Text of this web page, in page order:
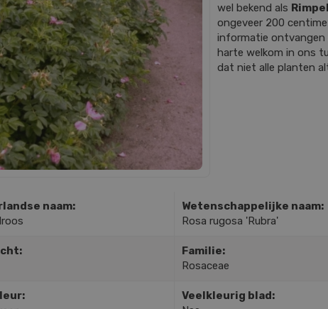
wel bekend als
ongeveer 200
informatie
harte welkom in ons
dat niet alle planten
naam:
Wetenschappelijke naam:
Rosa rugosa 'Rubra'
Familie:
Rosaceae
Veelkleurig blad: